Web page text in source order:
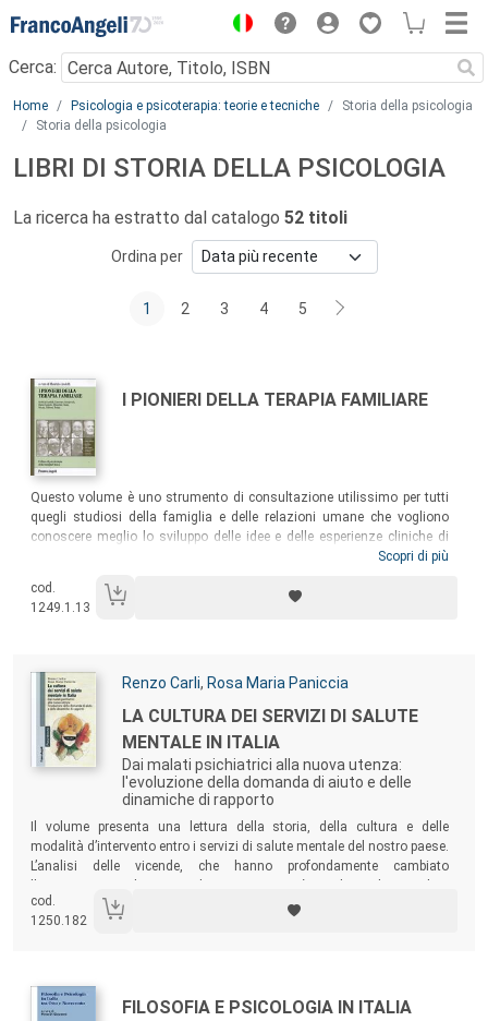
Menu
Cerca:
Main content
Home Psicologia e psicoterapia: teorie e tecniche
Storia della psicologia
Storia della psicologia
LIBRI DI STORIA DELLA PSICOLOGIA
La ricerca ha estratto dal catalogo 52 titoli
Ordina per
1 2 3 4 5
Autori:
Titolo:
I PIONIERI DELLA TERAPIA FAMILIARE
Sommario:
Questo volume è uno strumento di consultazione utilissimo per tutti
quegli studiosi della famiglia e delle relazioni umane che vogliono
conoscere meglio lo sviluppo delle idee e delle esperienze cliniche di
nove tra i più noti e carismatici pionieri di quel movimento che ha
psicologia relazionale prima in Nord-America e poi in Europa. Il lettore
troverà un materiale eccezionale, in gran parte inedito, sulla storia e lo
Scopri di più
cod.
1249.1.13
Autori:
Renzo Carli, Rosa Maria Paniccia
Titolo:
LA CULTURA DEI SERVIZI DI SALUTE
MENTALE IN ITALIA
Dai malati psichiatrici alla nuova utenza:
l'evoluzione della domanda di aiuto e delle
dinamiche di rapporto
Sommario:
Il volume presenta una lettura della storia, della cultura e delle
modalità d’intervento entro i servizi di salute mentale del nostro paese.
L’analisi delle vicende, che hanno profondamente cambiato
clinici e in una prospettiva psicosociale.
cod.
1250.182
Autori:
Titolo:
FILOSOFIA E PSICOLOGIA IN ITALIA